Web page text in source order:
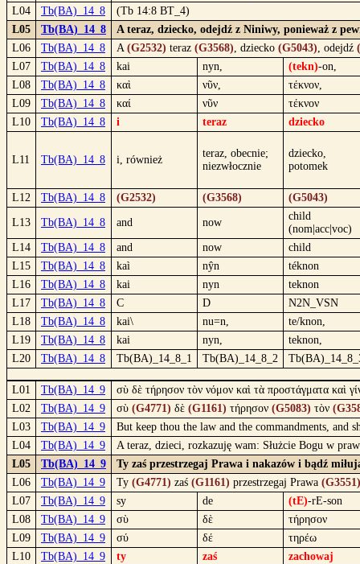
L04
Tb(BA)_14_8
(Tb 14:8 BT_4)
L05
Tb(BA)_14_8
A teraz, dziecko, odejdź z Niniwy, ponieważ z
L06
Tb(BA)_14_8 A (G2532) teraz (G3568), dziecko (G5043), odejdź
L07
Tb(BA)_14_8 kai nyn, (tekn)-on,
L08
Tb(BA)_14_8 καὶ νῦν,
τέκνον,
L09
Tb(BA)_14_8 καί νῦν
τέκνον
L10
Tb(BA)_14_8 i teraz dziecko
L11 Tb(BA)_14_8 i, również
teraz, obecnie;
niezwłocznie
dziecko,
potomek
L12 Tb(BA)_14_8 (G2532) (G3568) (G5043)
L13 Tb(BA)_14_8 and now
child
(nom|acc|voc)
L14
Tb(BA)_14_8 and now
child
L15
Tb(BA)_14_8 kaì nŷn
téknon
L16
Tb(BA)_14_8 kai nyn
teknon
L17
Tb(BA)_14_8 C D
N2N_VSN
L18
Tb(BA)_14_8 kai\ nu=n,
te/knon,
L19
Tb(BA)_14_8 kai nyn,
teknon,
L20
Tb(BA)_14_8 Tb(BA)_14_8_1 Tb(BA)_14_8_2
L01 Tb(BA)_14_9
σὺ δὲ τήρησον τὸν νόμον καὶ τὰ προστάγματα καὶ
L02
Tb(BA)_14_9 σὺ (G4771) δὲ (G1161) τήρησον (G5083) τὸν
L03
Tb(BA)_14_9
But keep thou the law and the commandments,
L04
Tb(BA)_14_9
A teraz, dzieci, rozkazuję wam: Służcie Bogu w
L05
Tb(BA)_14_9
Ty zaś przestrzegaj Prawa i nakazów i bądź
L06
Tb(BA)_14_9 Ty (G4771) zaś (G1161) przestrzegaj Prawa (G3551)
L07
Tb(BA)_14_9 sy de (tE)-rE-son
L08
Tb(BA)_14_9 σὺ δὲ
τήρησον
L09
Tb(BA)_14_9 σύ δέ
τηρέω
L10
Tb(BA)_14_9 ty zaś zachowaj